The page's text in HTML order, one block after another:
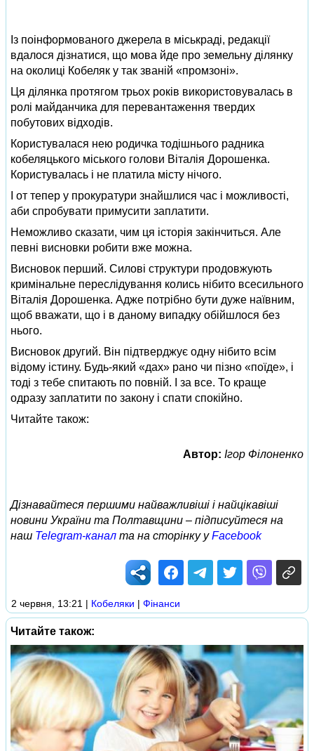
Із поінформованого джерела в міськраді, редакції
вдалося дізнатися, що мова йде про земельну ділянку
на околиці Кобеляк у так званій «промзоні».
Ця ділянка протягом трьох років використовувалась в
ролі майданчика для перевантаження твердих
побутових відходів.
Користувалася нею родичка тодішнього радника
кобеляцького міського голови Віталія Дорошенка.
Користувалась і не платила місту нічого.
І от тепер у прокуратури знайшлися час і можливості,
аби спробувати примусити заплатити.
Неможливо сказати, чим ця історія закінчиться. Але
певні висновки робити вже можна.
Висновок перший. Силові структури продовжують
кримінальне переслідування колись нібито всесильного
Віталія Дорошенка. Адже потрібно бути дуже наївним,
щоб вважати, що і в даному випадку обійшлося без
нього.
Висновок другий. Він підтверджує одну нібито всім
відому істину. Будь-який «дах» рано чи пізно «поїде», і
тоді з тебе спитають по повній. І за все. То краще
одразу заплатити по закону і спати спокійно.
Читайте також:
Автор: Ігор Філоненко
Дізнавайтеся першими найважливіші і найцікавіші
новини України та Полтавщини – підписуйтеся на
наш Telegram-канал та на сторінку уFacebook
2 червня, 13:21 | Кобеляки | Фінанси
Читайте також: